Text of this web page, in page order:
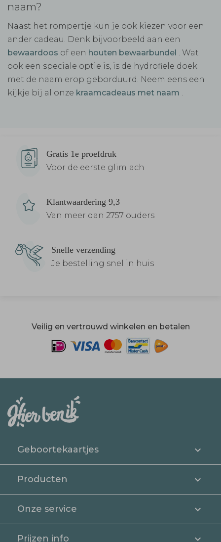
naam?
Naast het rompertje kun je ook kiezen voor een
ander cadeau. Denk bijvoorbeeld aan een
bewaardoos of een houten bewaarbundel . Wat
ook een speciale optie is, is de hydrofiele doek
met de naam erop geborduurd. Neem eens een
kijkje bij al onze kraamcadeaus met naam .
Gratis 1e proefdruk
Voor de eerste glimlach
Klantwaardering 9,3
Van meer dan 2757 ouders
Snelle verzending
Je bestelling snel in huis
Veilig en vertrouwd winkelen en betalen
Geboortekaartjes
Producten
Onze service
Prijzen info